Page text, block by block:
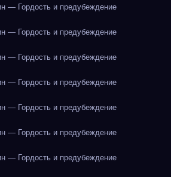
— Гордость и предубеждение
— Гордость и предубеждение
— Гордость и предубеждение
— Гордость и предубеждение
— Гордость и предубеждение
— Гордость и предубеждение
— Гордость и предубеждение